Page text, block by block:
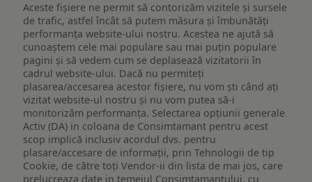
Aceste fișiere ne permit să contorizăm vizitele și sursele
de trafic, astfel încât să putem măsura și îmbunătăți
performanța website-ului nostru. Acestea ne ajută să
cunoaștem cele mai populare sau mai puțin populare
pagini și să vedem cum se deplasează vizitatorii în
cadrul website-ului. Dacă nu permiteți
plasarea/accesarea acestor fișiere, nu vom ști când ați
vizitat website-ul nostru și nu vom putea să-i
monitorizăm performanța. Selectarea opțiunii generale
Activ (DA) in coloana de Consimtamant pentru acest
scop implică inclusiv acordul dvs. pentru
plasare/accesare de informații, prin Tehnologii de tip
Cookie, de către toți Vendor-ii din lista de mai jos, care
prelucreaza date in temeiul Consimtamantului, cu